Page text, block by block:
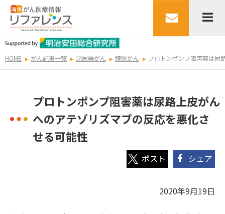
HOME がん記事一覧 泌尿器がん 膀胱がん プロトンポンプ阻害薬は尿
プロトンポンプ阻害薬は尿路上皮がん
へのアテゾリズマブの反応を悪化さ
せる可能性
シェア
2020年9月19日